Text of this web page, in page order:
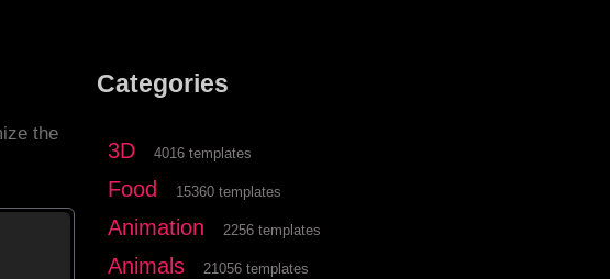
the
Categories
3D 4016 templates
Food 15360 templates
Animation 2256 templates
Animals 21056 templates